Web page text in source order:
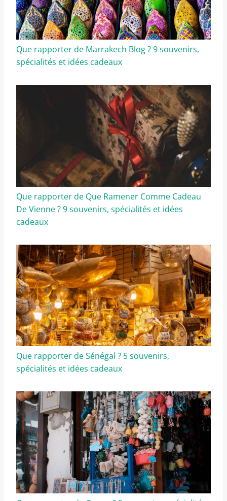
Que rapporter de Marrakech Blog ? 9 souvenirs,
spécialités et idées cadeaux
Que rapporter de Que Ramener Comme Cadeau
De Vienne ? 9 souvenirs, spécialités et idées
cadeaux
Que rapporter de Sénégal ? 5 souvenirs,
spécialités et idées cadeaux